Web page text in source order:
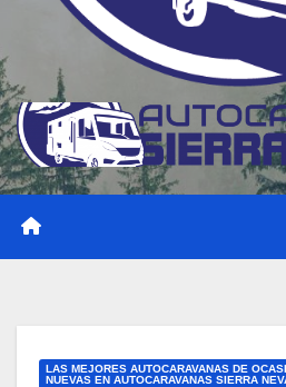
LAS MEJORES AUTOCARAVANAS DE
NUEVAS EN AUTOCARAVANAS SIERRA